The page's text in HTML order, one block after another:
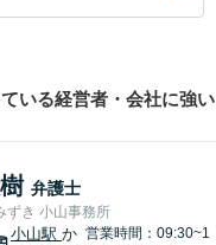
いる経営者・会社に強い
弁護士
ずき 小山事務所
小山駅 か 営業時間：09:30~1